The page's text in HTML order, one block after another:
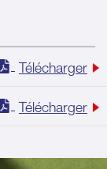
Télécharger
Télécharger